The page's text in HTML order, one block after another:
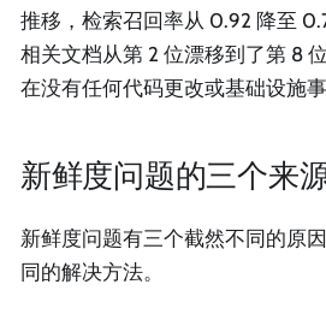
推移，检索召回率从 0.92 降至
相关文档从第 2 位漂移到了第 8
在没有任何代码更改或基础设施事
新鲜度问题的三个来
新鲜度问题有三个截然不同的原
同的解决方法。